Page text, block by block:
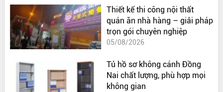
Thiết kế thi công nội thất
quán ăn nhà hàng – giải pháp
trọn gói chuyên nghiệp
05/08/2026
Tủ hồ sơ không cánh Đồng
Nai chất lượng, phù hợp mọi
không gian